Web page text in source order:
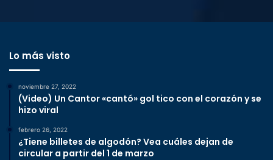
Lo más visto
noviembre 27, 2022
(Video) Un Cantor «cantó» gol tico con el corazón y se
hizo viral
febrero 26, 2022
¿Tiene billetes de algodón? Vea cuáles dejan de
circular a partir del 1 de marzo